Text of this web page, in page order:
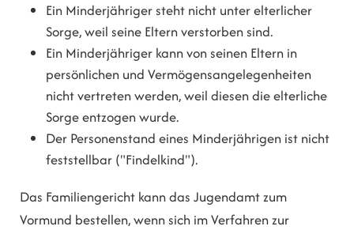
Ein Minderjähriger steht nicht unter elterlicher
Sorge, weil seine Eltern verstorben sind.
Ein Minderjähriger kann von seinen Eltern in
persönlichen und Vermögensangelegenheiten
nicht vertreten werden, weil diesen die elterliche
Sorge entzogen wurde.
Der Personenstand eines Minderjährigen ist nicht
feststellbar ("Findelkind").
Das Familiengericht kann das Jugendamt zum
Vormund bestellen, wenn sich im Verfahren zur